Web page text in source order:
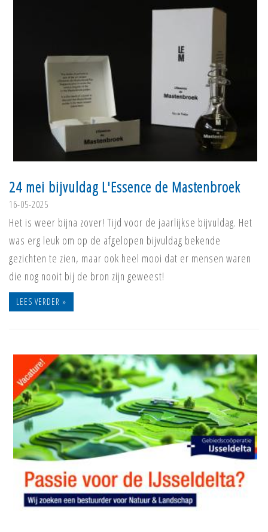
24 mei bijvuldag L'Essence de Mastenbroek
16-05-2025
Het is weer bijna zover! Tijd voor de jaarlijkse bijvuldag. Het
was erg leuk om op de afgelopen bijvuldag bekende
gezichten te zien, maar ook heel mooi dat er mensen waren
die nog nooit bij de bron zijn geweest!
LEES VERDER »